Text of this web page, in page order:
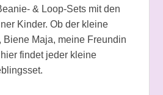
& Loop-Sets mit den
Kinder. Ob der kleine
Biene Maja, meine Freundin
findet jeder kleine